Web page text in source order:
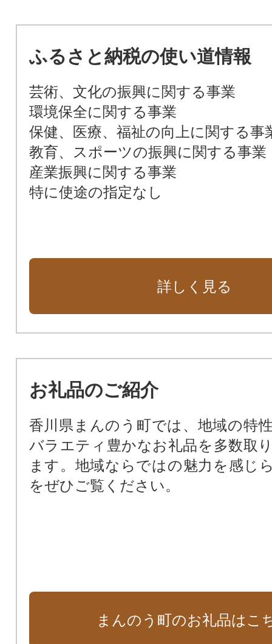
ふるさと納税の使い道情報
芸術、文化の振興に関する事業
環境保全に関する事業
保健、医療、福祉の向上に関する事
教育、スポーツの振興に関する事業
産業振興に関する事業
特に使途の指定なし
詳しく見る
お礼品のご紹介
香川県まんのう町では、地域の特
バラエティ豊かなお礼品を多数取
ます。地域ならではの魅力を感じ
をぜひご覧ください。
まんのう町のお礼品はこ